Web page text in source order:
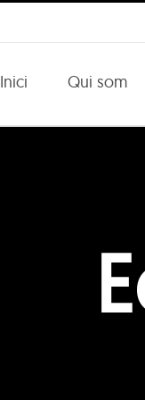
Inici Qui som